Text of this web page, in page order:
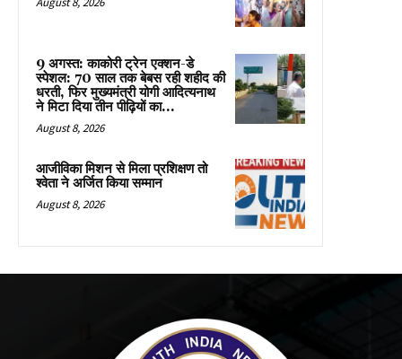
9 अगस्त: काकोरी ट्रेन एक्शन-डे
स्पेशल: 70 साल तक बेबस रही शहीद की
धरती, फिर मुख्यमंत्री योगी आदित्यनाथ
ने मिटा दिया तीन पीढ़ियों का...
August 8, 2026
आजीविका मिशन से मिला प्रशिक्षण तो
श्वेता ने अर्जित किया सम्मान
August 8, 2026